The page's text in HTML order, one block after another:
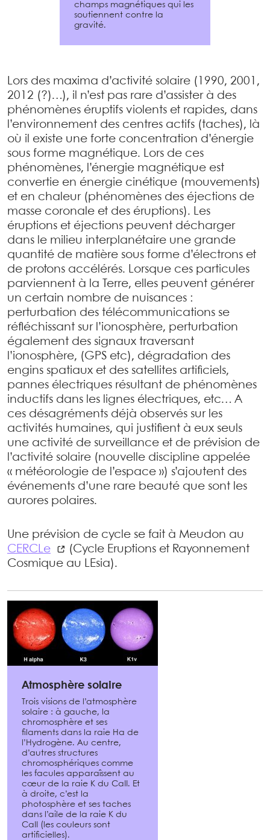
champs magnétiques qui les
soutiennent contre la
gravité.
Lors des maxima d’activité solaire (1990, 2001,
2012 (?)…), il n’est pas rare d’assister à des
phénomènes éruptifs violents et rapides, dans
l’environnement des centres actifs (taches), là
où il existe une forte concentration d’énergie
sous forme magnétique. Lors de ces
phénomènes, l’énergie magnétique est
convertie en énergie cinétique (mouvements)
et en chaleur (phénomènes des éjections de
masse coronale et des éruptions). Les
éruptions et éjections peuvent décharger
dans le milieu interplanétaire une grande
quantité de matière sous forme d’électrons et
de protons accélérés. Lorsque ces particules
parviennent à la Terre, elles peuvent générer
un certain nombre de nuisances :
perturbation des télécommunications se
réfléchissant sur l’ionosphère, perturbation
également des signaux traversant
l’ionosphère, (GPS etc), dégradation des
engins spatiaux et des satellites artificiels,
pannes électriques résultant de phénomènes
inductifs dans les lignes électriques, etc… A
ces désagréments déjà observés sur les
activités humaines, qui justifient à eux seuls
une activité de surveillance et de prévision de
l’activité solaire (nouvelle discipline appelée
« météorologie de l’espace ») s’ajoutent des
événements d’une rare beauté que sont les
aurores polaires.
Une prévision de cycle se fait à Meudon au
CERCLe
(Cycle Eruptions et Rayonnement
Cosmique au LEsia).
Atmosphère solaire
Trois visions de l’atmosphère
solaire : à gauche, la
chromosphère et ses
filaments dans la raie Hα de
l’Hydrogène. Au centre,
d’autres structures
chromosphériques comme
les facules apparaîssent au
cœur de la raie K du CaII. Et
à droite, c’est la
photosphère et ses taches
dans l’aile de la raie K du
CaII (les couleurs sont
artificielles).